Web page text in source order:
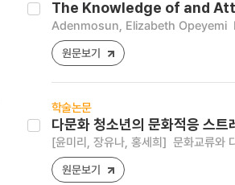
The Knowledge of and
Adenmosun, Elizabeth Opeyemi
원문보기
학술논문
다문화 청소년의 문화적응 스
[윤미리, 장유나, 홍세희] 문화교류
원문보기